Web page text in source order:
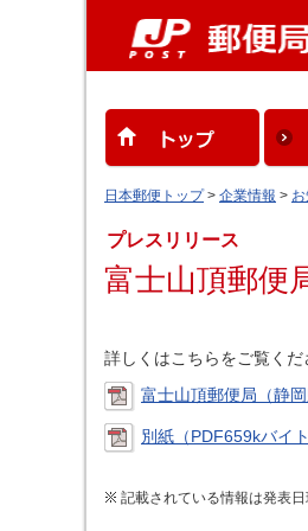
日本郵便トップ> 企業情報 >
プレスリリース
富士山頂郵便
詳しくはこちらをご覧くだ
富士山頂郵便局（静
別紙（PDF659kバイト
記載されている情報は発表